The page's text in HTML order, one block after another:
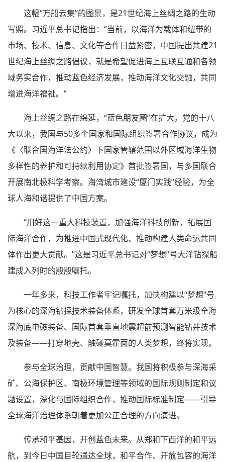
这幅“万船云集”的图景，是21世纪海上丝绸之路的生动
写照。习近平总书记指出：“当前，以海洋为载体和纽带的
市场、技术、信息、文化等合作日益紧密，中国提出共建21
世纪海上丝绸之路倡议，就是希望促进海上互联互通和各领
域务实合作，推动蓝色经济发展，推动海洋文化交融，共同
增进海洋福祉。”
海上丝绸之路在绵延，“蓝色朋友圈”在扩大。党的十八
大以来，我国与50多个国家和国际组织签署合作协议，成为
《〈联合国海洋法公约〉下国家管辖范围以外区域海洋生物
多样性的养护和可持续利用协定》首批签署国，与多国联合
开展南北极科学考察。海湾城市建设“厦门实践”经验，为全
球人海和谐提供了中国方案。
“用好这一重大科技装置，加强海洋科技创新，拓展国
际海洋合作，为推进中国式现代化、推动构建人类命运共同
体作出更大贡献。”这是习近平总书记对“梦想”号大洋钻探船
建成入列时的殷殷嘱托。
一年多来，科技工作者牢记嘱托，加快构建以“梦想”号
为核心的深海钻探技术装备体系，研发全球首套万米级全海
深海底电磁装备、国际首套垂直地震超前预测智能钻井技术
及装备——打穿地壳、触碰莫霍面的人类梦想，终将实现。
参与全球治理，贡献中国智慧。我国将积极参与深海采
矿、公海保护区、南极环境管理等领域的国际规则制定和议
题设置，深化与国际组织合作，推动国际标准制定——引导
全球海洋治理体系朝着更加公正合理的方向演进。
传承和平基因，开创蓝色未来。从郑和下西洋的和平远
航，到今日中国巨轮通达全球，和平合作、开放包容的海洋